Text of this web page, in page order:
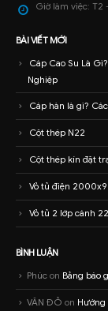
Giờ làm việc: T2
BÀI VIẾT MỚI
Cáp Cao Su Là
Nghiệp
Cáp hàn là gì?
Cột thép N22
Cột thép kín đặt
Vỏ tủ điện
Vỏ tủ 2 lớp cánh
BÌNH LUẬN
Phúc on Bảng báo
VĂN ĐỎ on Hướng